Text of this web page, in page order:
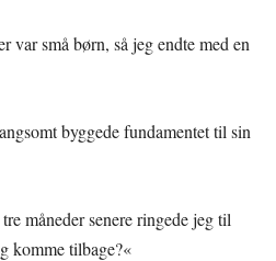
små børn, så jeg endte med en
byggede fundamentet til sin
måneder senere ringede jeg til
komme tilbage?«